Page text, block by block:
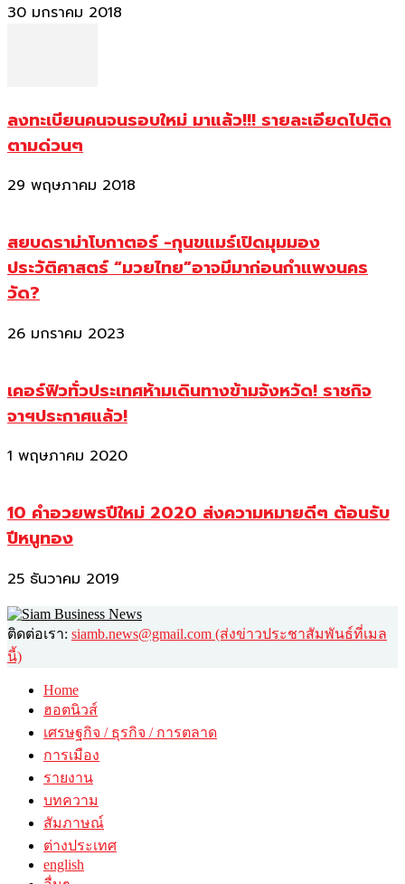
30 มกราคม 2018
ลงทะเบียนคนจนรอบใหม่ มาแล้ว!!! รายละเอียดไปติด
ตามด่วนๆ
29 พฤษภาคม 2018
สยบดราม่าโบกาตอร์ -กุนขแมร์เปิดมุมมอง
ประวัติศาสตร์ “มวยไทย”อาจมีมาก่อนกำแพงนคร
วัด?
26 มกราคม 2023
เคอร์ฟิวทั่วประเทศห้ามเดินทางข้ามจังหวัด! ราชกิจ
จาฯประกาศแล้ว!
1 พฤษภาคม 2020
10 คำอวยพรปีใหม่ 2020 ส่งความหมายดีๆ ต้อนรับ
ปีหนูทอง
25 ธันวาคม 2019
ติดต่อเรา: siamb.news@gmail.com (ส่งข่าวประชาสัมพันธ์ที่เมล
นี้)
Home
ฮอตนิวส์
เศรษฐกิจ / ธุรกิจ / การตลาด
การเมือง
รายงาน
บทความ
สัมภาษณ์
ต่างประเทศ
english